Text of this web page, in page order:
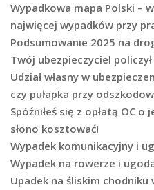
Wypadkowa mapa Polski –
najwięcej wypadków przy
Podsumowanie 2025 na
Twój ubezpieczyciel
Udział własny w
czy pułapka przy
Spóźniłeś się z opłatą OC o
słono kosztować!
Wypadek komunikacyjny i
Wypadek na rowerze i
Upadek na śliskim chodniku